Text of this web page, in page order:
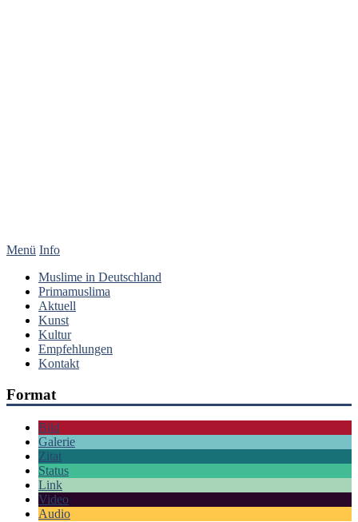
Menü Info
Muslime in Deutschland
Primamuslima
Aktuell
Kunst
Kultur
Empfehlungen
Kontakt
Format
Bild
Galerie
Zitat
Status
Link
Video
Audio